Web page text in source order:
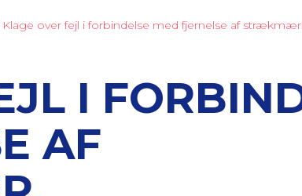
Klage over fejl i forbindelse med fjernelse af
I
AF